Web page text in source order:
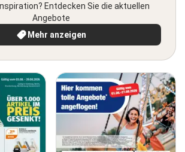
Entdecken Sie die aktuellen
Angebote
Mehr anzeigen